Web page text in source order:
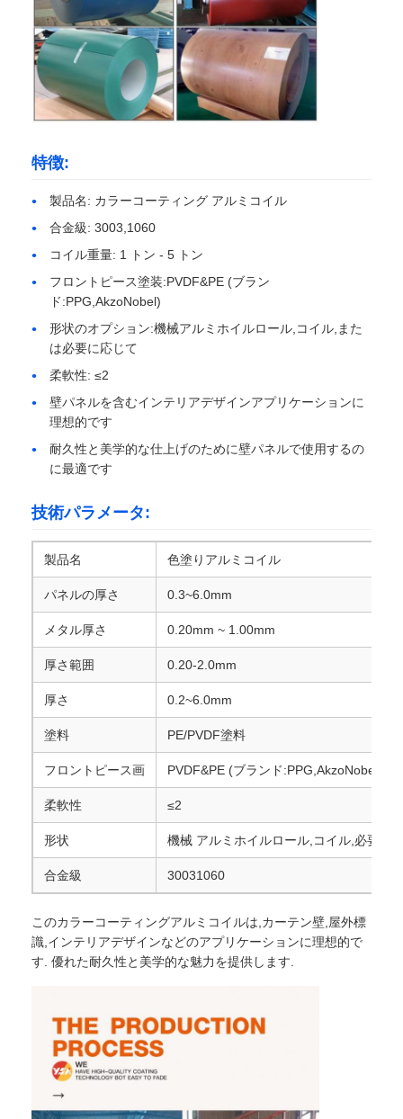
品質管理
お問い合わせ
引金 を 求め て ください
アルミホイルロール
アルミニウム円
カラーコーティングされたアルミニウムコイル
アルミニウム ストリップのコイル
アルミニウムチェッカープレート
浮彫りにされたアルミニウム
アルミニウムハニカムパネル
アルミニウム蜜蜂の巣
ミラーアルミニウム
特徴:
製品名: カラーコーティング アルミコイル
合金級: 3003,1060
コイル重量: 1 トン - 5 トン
フロントピース塗装:PVDF&PE (ブラン
ド:PPG,AkzoNobel)
形状のオプション:機械アルミホイルロール,コイル,また
は必要に応じて
柔軟性: ≤2
壁パネルを含むインテリアデザインアプリケーションに
理想的です
耐久性と美学的な仕上げのために壁パネルで使用するの
に最適です
技術パラメータ:
製品名 色塗りアルミコイル
パネルの厚さ 0.3~6.0mm
メタル厚さ 0.20mm ~ 1.00mm
厚さ範囲 0.20-2.0mm
厚さ 0.2~6.0mm
塗料 PE/PVDF塗料
フロントピース画 PVDF&PE (ブランド:PPG,AkzoNobel)
柔軟性 ≤2
形状 機械 アルミホイルロール,コイル,必要
合金級 30031060
このカラーコーティングアルミコイルは,カーテン壁,屋外標
識,インテリアデザインなどのアプリケーションに理想的で
す. 優れた耐久性と美学的な魅力を提供します.